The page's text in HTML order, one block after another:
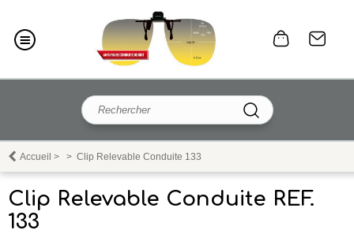
Accueil > > Clip Relevable Conduite 133
Clip Relevable Conduite REF.
133